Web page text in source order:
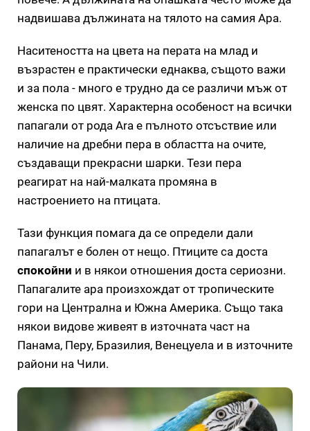
надвишава дължината на тялото на самия Ара.
Наситеността на цвета на перата на млад и
възрастен е практически еднаква, същото важи
и за пола - много е трудно да се различи мъж от
женска по цвят. Характерна особеност на всички
папагали от рода Ara е пълното отсъствие или
наличие на дребни пера в областта на очите,
създаващи прекрасни шарки. Тези пера
реагират на най-малката промяна в
настроението на птицата.
Тази функция помага да се определи дали
папагалът е болен от нещо. Птиците са доста
спокойни и в някои отношения доста сериозни.
Папагалите ара произхождат от тропическите
гори на Централна и Южна Америка. Също така
някои видове живеят в източната част на
Панама, Перу, Бразилия, Венецуела и в източните
райони на Чили.